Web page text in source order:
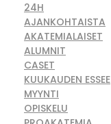
24H
AJANKOHTAISTA
AKATEMIALAISET
ALUMNIT
CASET
KUUKAUDEN ESSEE
MYYNTI
OPISKELU